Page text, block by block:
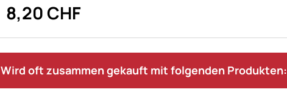
8,20CHF
Wird oft zusammen gekauft mit folgenden Produkten: